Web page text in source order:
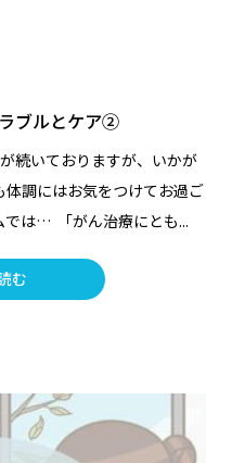
ブルとケア②
続いておりますが、いかが
調にはお気をつけてお過ご
では… 「がん治療にとも...
む